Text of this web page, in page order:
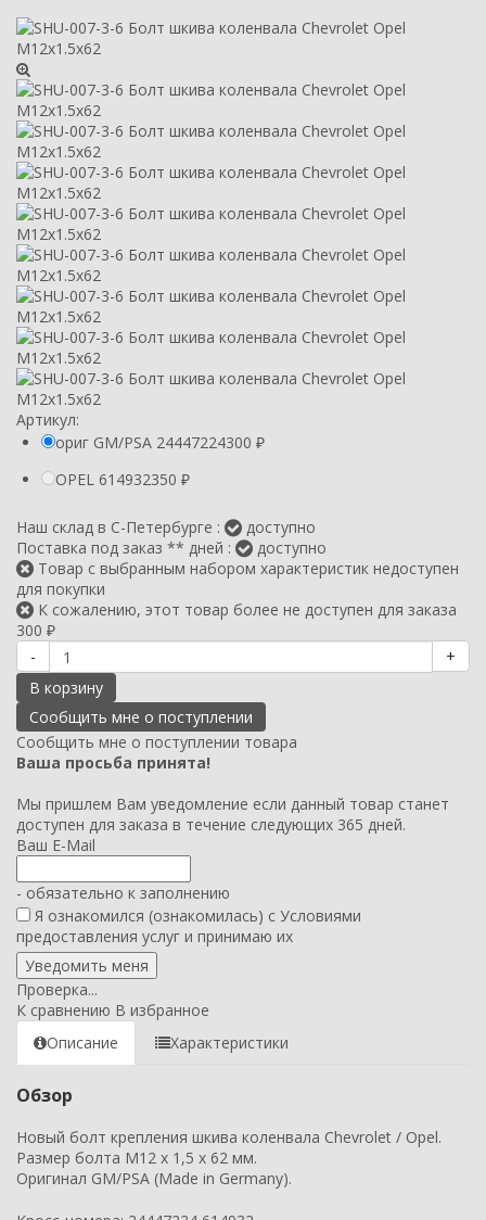
Артикул:
ориг GM/PSA 24447224300 ₽
OPEL 614932350 ₽
Наш склад в С-Петербурге :
доступно
Поставка под заказ ** дней :
доступно
Товар с выбранным набором характеристик недоступен
для покупки
К сожалению, этот товар более не доступен для заказа
300 ₽
-
+
В корзину
Сообщить мне о поступлении товара
Ваша просьба принята!
Мы пришлем Вам уведомление если данный товар станет
доступен для заказа в течение следующих 365 дней.
Ваш E-Mail
- обязательно к заполнению
Я ознакомился (ознакомилась) с Условиями
предоставления услуг и принимаю их
Проверка...
К сравнению В избранное
Описание
Характеристики
Обзор
Новый болт крепления шкива коленвала Chevrolet / Opel.
Размер болта M12 x 1,5 x 62 мм.
Оригинал GM/PSA (Made in Germany).